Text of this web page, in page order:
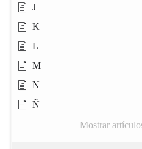
J
K
L
M
N
Ñ
Mostrar